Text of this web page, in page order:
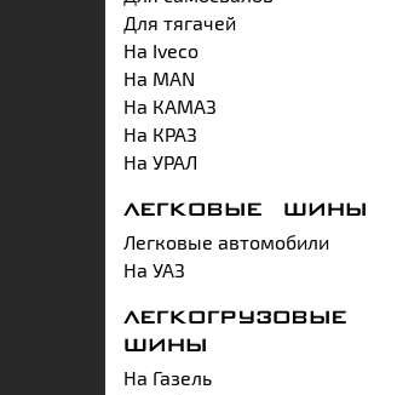
Для тягачей
На Iveco
На MAN
На КАМАЗ
На КРАЗ
На УРАЛ
ЛЕГКОВЫЕ ШИНЫ
Легковые автомобили
На УАЗ
ЛЕГКОГРУЗОВЫЕ
ШИНЫ
На Газель